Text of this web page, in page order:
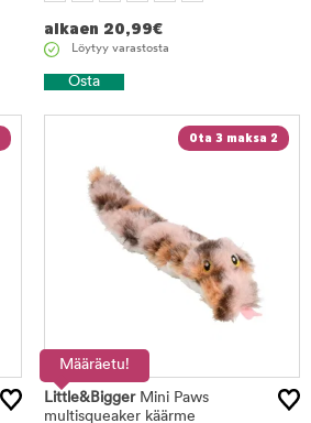
alkaen 20,99€
Löytyy varastosta
Osta
Ota 3 maksa 2
Määräetu!
Little&BiggerMini Paws
multisqueaker käärme